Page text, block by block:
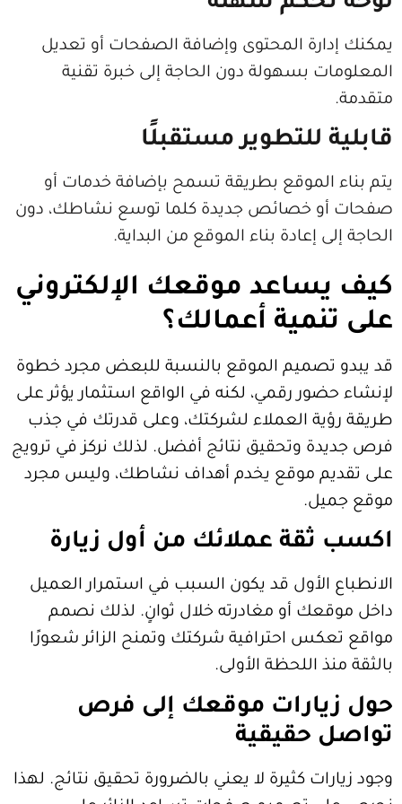
المحتوى وإضافة الصفحات أو تعديل
بسهولة دون الحاجة إلى خبرة تقنية
للتطوير مستقبلًا
بطريقة تسمح بإضافة خدمات أو
خصائص جديدة كلما توسع نشاطك، دون
إعادة بناء الموقع من البداية.
موقعك الإلكتروني
أعمالك؟
الموقع بالنسبة للبعض مجرد خطوة
رقمي، لكنه في الواقع استثمار يؤثر على
العملاء لشركتك، وعلى قدرتك في جذب
وتحقيق نتائج أفضل. لذلك نركز في ترويج
موقع يخدم أهداف نشاطك، وليس مجرد
عملائك من أول زيارة
الأول قد يكون السبب في استمرار العميل
أو مغادرته خلال ثوانٍ. لذلك نصمم
احترافية شركتك وتمنح الزائر شعورًا
اللحظة الأولى.
موقعك إلى فرص
كثيرة لا يعني بالضرورة تحقيق نتائج. لهذا